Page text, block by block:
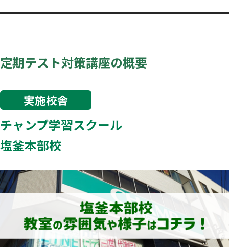
定期テスト対策講座の概要
実施校舎
チャンプ学習スクール
塩釜本部校